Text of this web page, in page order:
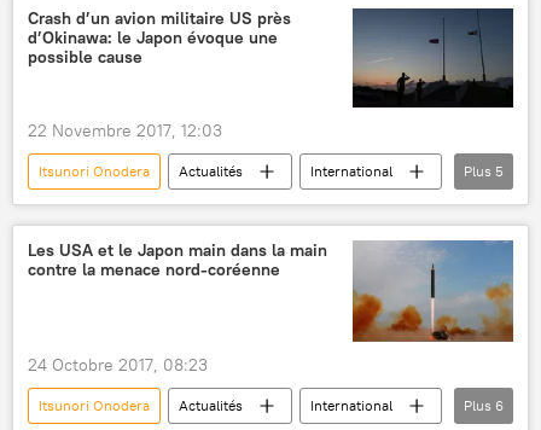
tir de missiles
Crash d’un avion militaire US près
d’Okinawa: le Japon évoque une
possible cause
22 Novembre 2017, 12:03
Itsunori Onodera Actualités
International
Japon
Okinawa
USS Ronald Reagan
avions militaires
États-Unis
Plus 5
Les USA et le Japon main dans la main
contre la menace nord-coréenne
24 Octobre 2017, 08:23
Itsunori Onodera Actualités
International
Plus 6